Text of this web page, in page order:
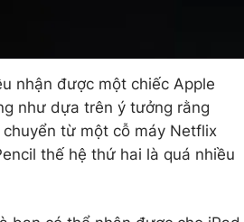
nhận được một chiếc Apple
như dựa trên ý tưởng rằng
từ một cỗ máy Netflix
thế hệ thứ hai là quá nhiều